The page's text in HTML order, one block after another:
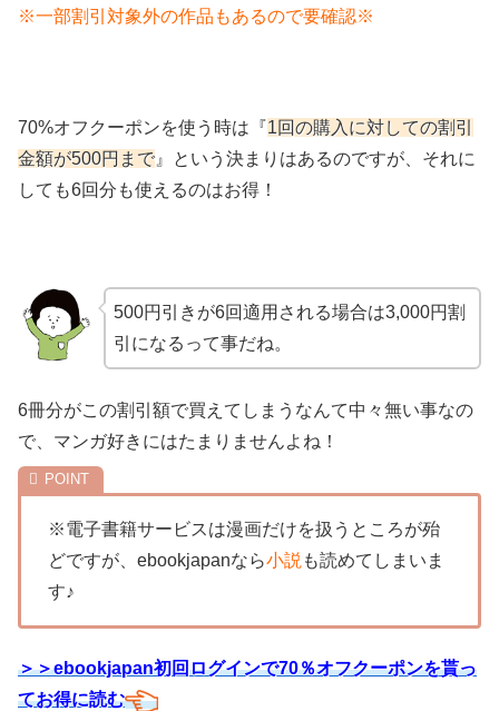
※一部割引対象外の作品もあるので要確認※
70%オフクーポンを使う時は『 1回の購入に対しての割引
金額が500円まで』という決まりはあるのですが、それに
しても6回分も使えるのはお得！
500円引きが6回適用される場合は3,000円割
引になるって事だね。
6冊分がこの割引額で買えてしまうなんて中々無い事なの
で、マンガ好きにはたまりませんよね！
※電子書籍サービスは漫画だけを扱うところが殆
どですが、ebookjapanなら小説 も読めてしまいま
す♪
＞＞ebookjapan初回ログインで70％オフクーポンを貰っ
てお得に読む